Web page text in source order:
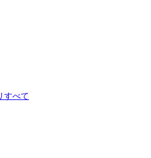
すべて